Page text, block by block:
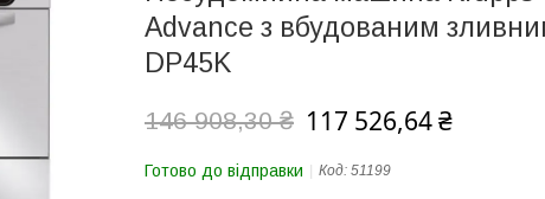
Advance з вбудованим
DP45K
146 908,30 ₴ 117 526,64 ₴
Готово до відправки Код: 51199